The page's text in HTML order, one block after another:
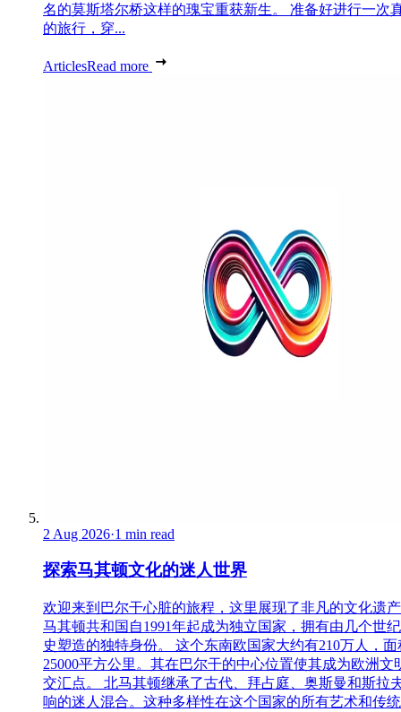
名的莫斯塔尔桥这样的瑰宝重获新生。 准备好进行一次
的旅行，穿...
ArticlesRead more
2 Aug 2026·1 min read
探索马其顿文化的迷人世界
欢迎来到巴尔干心脏的旅程，这里展现了非凡的文化遗
马其顿共和国自1991年起成为独立国家，拥有由几个世
史塑造的独特身份。 这个东南欧国家大约有210万人，面
25000平方公里。其在巴尔干的中心位置使其成为欧洲文
交汇点。 北马其顿继承了古代、拜占庭、奥斯曼和斯拉
响的迷人混合。这种多样性在这个国家的所有艺术和传